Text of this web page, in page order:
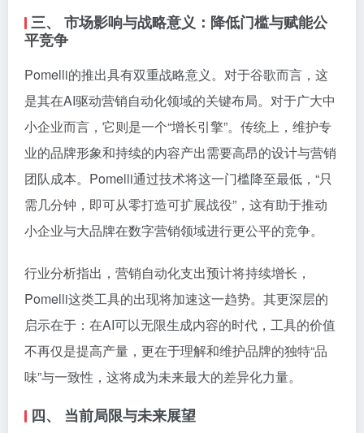
三、 市场影响与战略意义：降低门槛与赋能公
平竞争
Pomelli的推出具有双重战略意义。对于谷歌而言，这
是其在AI驱动营销自动化领域的关键布局。对于广大中
小企业而言，它则是一个“增长引擎”。传统上，维护专
业的品牌形象和持续的内容产出需要高昂的设计与营销
团队成本。Pomelli通过技术将这一门槛降至最低，“只
需几分钟，即可从零打造可扩展战役”，这有助于推动
小企业与大品牌在数字营销领域进行更公平的竞争。
行业分析指出，营销自动化支出预计将持续增长，
Pomelli这类工具的出现将加速这一趋势。其更深层的
启示在于：在AI可以无限生成内容的时代，工具的价值
不再仅是提高产量，更在于理解和维护品牌的独特“品
味”与一致性，这将成为未来最大的差异化力量。
四、 当前局限与未来展望